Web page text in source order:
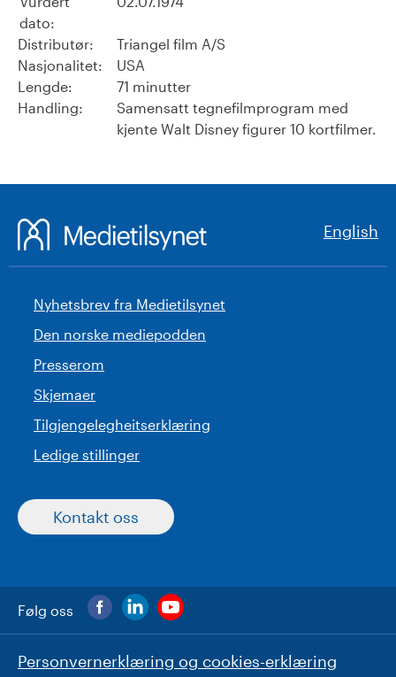
dato:
Distributør:
Triangel film A/S
Nasjonalitet:
USA
Lengde:
71 minutter
Handling:
Samensatt tegnefilmprogram med
kjente Walt Disney figurer 10 kortfilmer.
English
Nyhetsbrev fra Medietilsynet
Den norske mediepodden
Presserom
Skjemaer
Tilgjengelegheitserklæring
Ledige stillinger
Kontakt oss
Personvernerklæring og cookies-erklæring
Følg oss